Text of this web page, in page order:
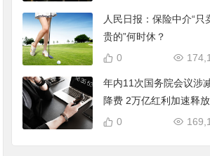
人民日报：保险中介“只
贵的”何时休？
0
年内11次国务院会议涉
降费 2万亿红利加速释放
0